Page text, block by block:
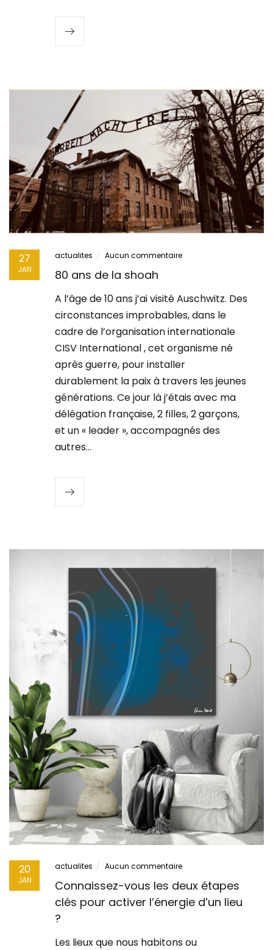
27
JAN
actualites Aucun commentaire
80 ans de la shoah
A l’âge de 10 ans j’ai visité Auschwitz. Des
circonstances improbables, dans le
cadre de l’organisation internationale
CISV International , cet organisme né
après guerre, pour installer
durablement la paix à travers les jeunes
générations. Ce jour là j’étais avec ma
délégation française, 2 filles, 2 garçons,
et un « leader », accompagnés des
autres…
20
JAN
actualites Aucun commentaire
Connaissez-vous les deux étapes
clés pour activer l’énergie d’un lieu
?
Les lieux que nous habitons ou